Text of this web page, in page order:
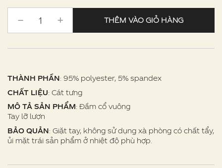
THÊM VÀO GIỎ HÀNG
THÀNH PHẦN: 95% polyester, 5% spandex
CHẤT LIỆU: Cát tưng
MÔ TẢ SẢN PHẨM: Đầm cổ vuông
Tay lỡ lượn
BẢO QUẢN: Giặt tay, không sử dụng xà phòng có chất tẩy,
ủi mặt trái sản phẩm ở nhiệt độ phù hợp.